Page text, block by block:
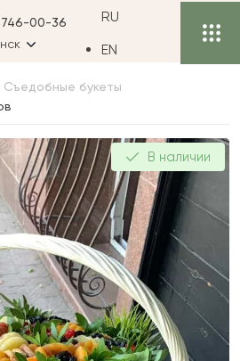
746-00-36
RU
EN
Съедобные букеты
В наличии